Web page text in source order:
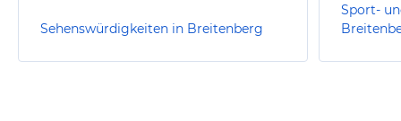
Sehenswürdigkeiten in Breitenberg
Sport-